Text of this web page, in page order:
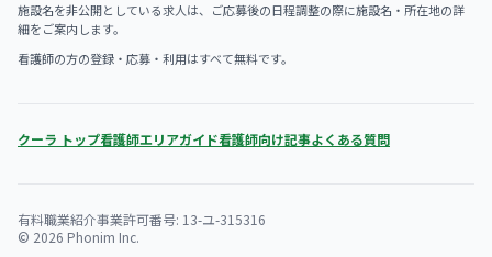
施設名を非公開としている求人は、ご応募後の日程調整の際に施設名・所在地の詳
細をご案内します。
看護師の方の登録・応募・利用はすべて無料です。
クーラ トップ看護師エリアガイド看護師向け記事よくある質問
有料職業紹介事業許可番号: 13-ユ-315316
© 2026 Phonim Inc.